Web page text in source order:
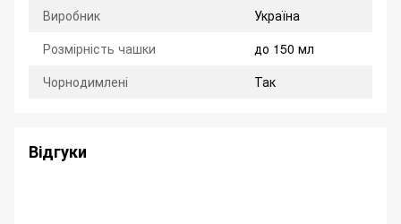
Виробник
Україна
Розмірність чашки
до 150 мл
Чорнодимлені
Так
Відгуки